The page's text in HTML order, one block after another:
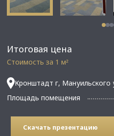
Итоговая цена
Стоимость за 1 м²
Кронштадт г, Мануильского
Площадь помещения
Скачать презентацию